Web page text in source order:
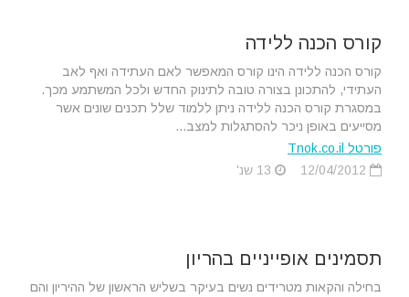
קורס הכנה ללידה
קורס הכנה ללידה הינו קורס המאפשר לאם העתידה ואף לאב
העתידי, להתכונן בצורה טובה לתינוק החדש ולכל המשתמע מכך.
במסגרת קורס הכנה ללידה ניתן ללמוד שלל תכנים שונים אשר
מסייעים באופן ניכר להסתגלות למצב...
פורטל Tnok.co.il
תסמינים אופייניים בהריון
בחילה והקאות מטרידים נשים בעיקר בשליש הראשון של ההיריון והם